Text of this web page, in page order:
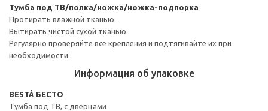
Тумба под ТВ/полка/ножка/ножка-подпорка
Протирать влажной тканью.
Вытирать чистой сухой тканью.
Регулярно проверяйте все крепления и подтягивайте их при
необходимости.
Информация об упаковке
BESTÅ БЕСТО
Тумба под ТВ, с дверцами